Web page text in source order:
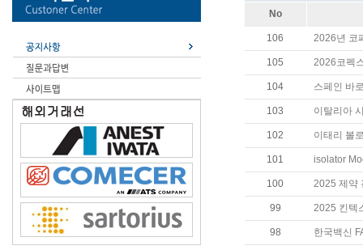
No
106 2026년 코
105 2026코펙
104 스페인 바
103 이탈리아
102 이태리 볼
101 isolator
100 2025 제약
99 2025 킨텍
98 한국백신